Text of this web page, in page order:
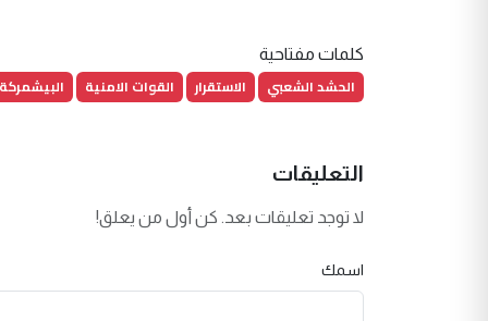
كلمات مفتاحية
الحشد الشعبي الاستقرار القوات الامنية البيشمركة
التعليقات
لا توجد تعليقات بعد. كن أول من يعلق!
اسمك